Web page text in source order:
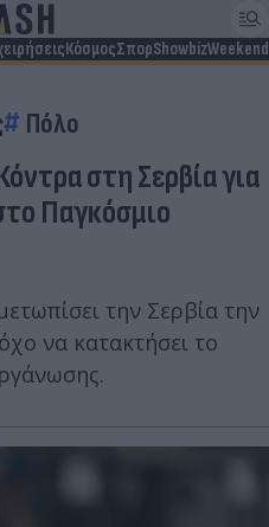
ΚόσμοςΣπορShowbizWeekend
Πόλο
στη Σερβία για
Παγκόσμιο
την Σερβία την
να κατακτήσει το